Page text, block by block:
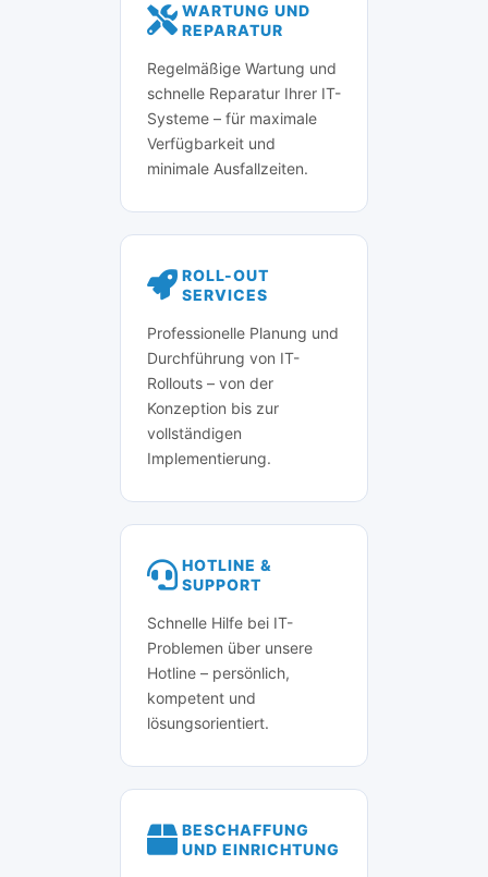
WARTUNG UND
REPARATUR
Regelmäßige Wartung und
schnelle Reparatur Ihrer IT-
Systeme – für maximale
Verfügbarkeit und
minimale Ausfallzeiten.
ROLL-OUT
SERVICES
Professionelle Planung und
Durchführung von IT-
Rollouts – von der
Konzeption bis zur
vollständigen
Implementierung.
HOTLINE &
SUPPORT
Schnelle Hilfe bei IT-
Problemen über unsere
Hotline – persönlich,
kompetent und
lösungsorientiert.
BESCHAFFUNG
UND EINRICHTUNG